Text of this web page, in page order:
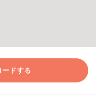
ードする